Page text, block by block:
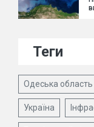
Теги
Одеська область
Україна